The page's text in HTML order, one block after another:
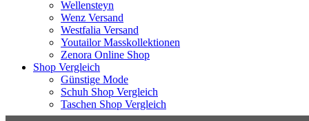
Wellensteyn
Wenz Versand
Westfalia Versand
Youtailor Masskollektionen
Zenora Online Shop
Shop Vergleich
Günstige Mode
Schuh Shop Vergleich
Taschen Shop Vergleich